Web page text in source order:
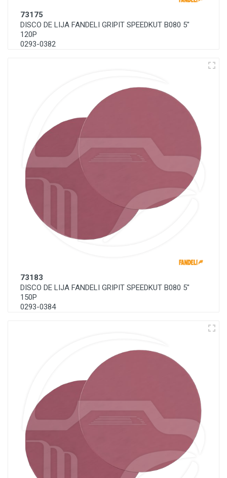
73175
DISCO DE LIJA FANDELI GRIPIT SPEEDKUT B080 5"
120P
0293-0382
73183
DISCO DE LIJA FANDELI GRIPIT SPEEDKUT B080 5"
150P
0293-0384